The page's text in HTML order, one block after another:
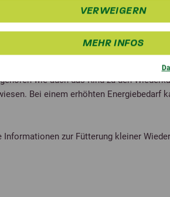
VERWEIGERN
MEHR INFOS
€
wie auch das Rind zu den
Bei einem erhöhten
zur Fütterung kleiner